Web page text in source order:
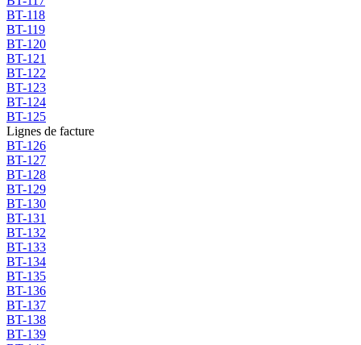
BT-118
BT-119
BT-120
BT-121
BT-122
BT-123
BT-124
BT-125
Lignes de facture
BT-126
BT-127
BT-128
BT-129
BT-130
BT-131
BT-132
BT-133
BT-134
BT-135
BT-136
BT-137
BT-138
BT-139